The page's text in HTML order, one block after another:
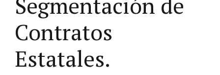
Contratos
Estatales.